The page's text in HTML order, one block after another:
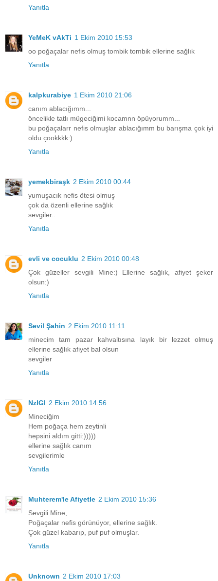
Yanıtla
YeMeK vAkTi 1 Ekim 2010 15:53
oo poğaçalar nefis olmuş tombik tombik ellerine sağlık
Yanıtla
kalpkurabiye 1 Ekim 2010 21:06
canım ablacığımm...
öncelikle tatlı mügeciğimi kocamnn öpüyorumm...
bu poğaçalarr nefis olmuşlar ablacığımm bu barışma çok iyi
oldu çookkkk:)
Yanıtla
yemekbiraşk 2 Ekim 2010 00:44
yumuşacık nefis ötesi olmuş
çok da özenli ellerine sağlık
sevgiler..
Yanıtla
evli ve cocuklu 2 Ekim 2010 00:48
Çok güzeller sevgili Mine:) Ellerine sağlık, afiyet şeker
olsun:)
Yanıtla
Sevil Şahin 2 Ekim 2010 11:11
minecim tam pazar kahvaltısına layık bir lezzet olmuş
ellerine sağlık afiyet bal olsun
sevgiler
Yanıtla
NzlGl 2 Ekim 2010 14:56
Mineciğim
Hem poğaça hem zeytinli
hepsini aldım gitti:)))))
ellerine sağlık canım
sevgilerimle
Yanıtla
Muhterem'le Afiyetle 2 Ekim 2010 15:36
Sevgili Mine,
Poğaçalar nefis görünüyor, ellerine sağlık.
Çok güzel kabarıp, puf puf olmuşlar.
Yanıtla
Unknown 2 Ekim 2010 17:03